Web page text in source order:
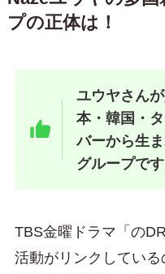
プの正体は！
ユウヤさん
本・韓国・
バーから生
グループです
TBS金曜ドラマ「の
活動がリンクしてい